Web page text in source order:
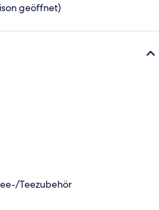
geöffnet)
Teezubehör